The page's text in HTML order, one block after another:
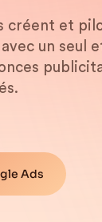
créent et
un seul
Ads